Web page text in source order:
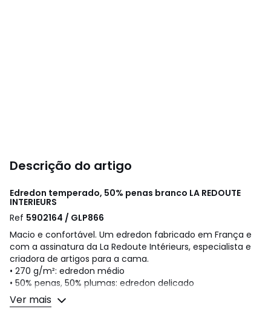
Descrição do artigo
Edredon temperado, 50% penas branco LA REDOUTE
INTERIEURS
Ref 5902164 / GLP866
Macio e confortável. Um edredon fabricado em França e
com a assinatura da La Redoute Intérieurs, especialista e
criadora de artigos para a cama.
• 270 g/m²: edredon médio
• 50% penas, 50% plumas: edredon delicado
• Nível de calor: perfeito para quartos com temperatura
aquecida entre 15 e 18°C
Ver mais